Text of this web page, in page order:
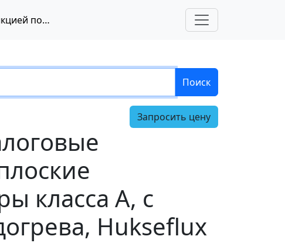
DR20-A1 – аналоговые спектрально плоские пиргелиометры класса A, с функцией подогрева, Hukseflux
Поиск
Запросить цену
класса A, с
Hukseflux